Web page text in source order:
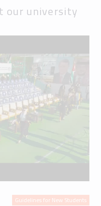
our university
Guidelines for New Students